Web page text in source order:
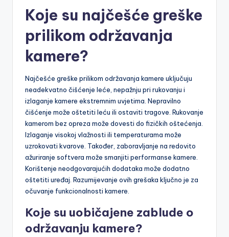
Koje su najčešće greške
prilikom održavanja
kamere?
Najčešće greške prilikom održavanja kamere uključuju
neadekvatno čišćenje leće, nepažnju pri rukovanju i
izlaganje kamere ekstremnim uvjetima. Nepravilno
čišćenje može oštetiti leću ili ostaviti tragove. Rukovanje
kamerom bez opreza može dovesti do fizičkih oštećenja.
Izlaganje visokoj vlažnosti ili temperaturama može
uzrokovati kvarove. Također, zaboravljanje na redovito
ažuriranje softvera može smanjiti performanse kamere.
Korištenje neodgovarajućih dodataka može dodatno
oštetiti uređaj. Razumijevanje ovih grešaka ključno je za
očuvanje funkcionalnosti kamere.
Koje su uobičajene zablude o
održavanju kamere?